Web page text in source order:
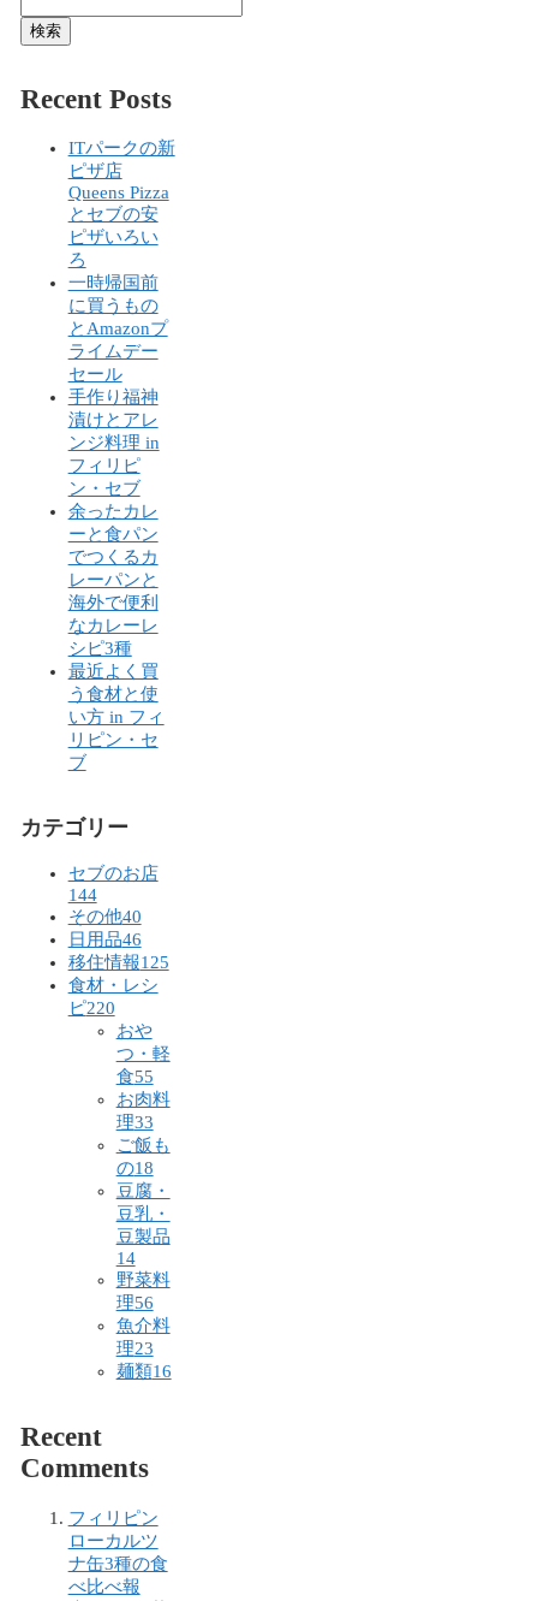
検索
Recent Posts
ITパークの新
ピザ店
Queens Pizza
とセブの安
ピザいろい
ろ
一時帰国前
に買うもの
とAmazonプ
ライムデー
セール
手作り福神
漬けとアレ
ンジ料理 in
フィリピ
ン・セブ
余ったカレ
ーと食パン
でつくるカ
レーパンと
海外で便利
なカレーレ
シピ3種
最近よく買
う食材と使
い方 in フィ
リピン・セ
ブ
カテゴリー
セブのお店
144
その他40
日用品46
移住情報125
食材・レシ
ピ220
おや
つ・軽
食55
お肉料
理33
ご飯も
の18
豆腐・
豆乳・
豆製品
14
野菜料
理56
魚介料
理23
麺類16
Recent
Comments
フィリピン
ローカルツ
ナ缶3種の食
べ比べ報